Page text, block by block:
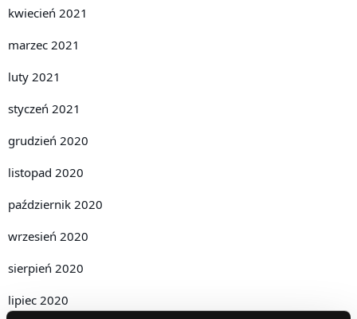
kwiecień 2021
marzec 2021
luty 2021
styczeń 2021
grudzień 2020
listopad 2020
październik 2020
wrzesień 2020
sierpień 2020
lipiec 2020